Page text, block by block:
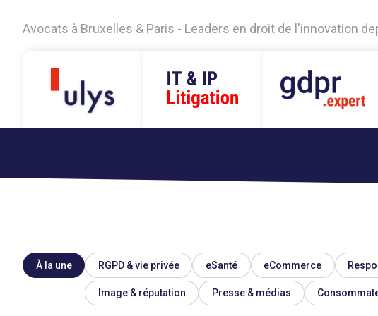
Avocats à Bruxelles & Paris - Leaders en droit de l'innovation
À la une RGPD & vie privée eSanté eCommerce
Image & réputation Presse & médias